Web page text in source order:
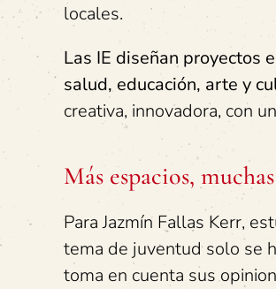
locales.
Las IE diseñan proyectos
salud, educación, arte y
creativa, innovadora, con
Más espacios,
Para Jazmín Fallas Kerr,
tema de juventud solo se
toma en cuenta sus